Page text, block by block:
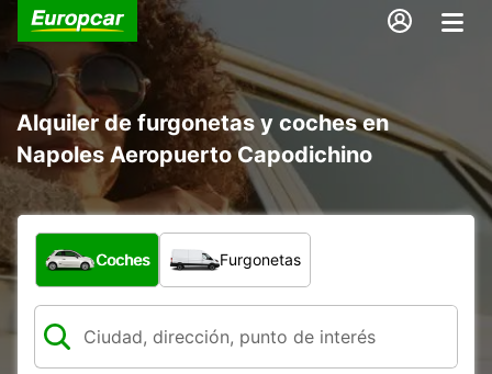
Alquiler de furgonetas y coches en
Napoles Aeropuerto Capodichino
¿Qué tipo de vehículo?
Coches Furgonetas